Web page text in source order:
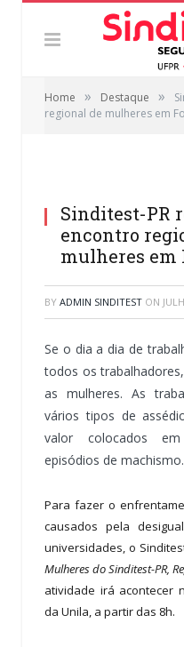
Home » Destaque »
regional de mulheres em
Sinditest-PR
encontro
mulheres em
BY ADMIN SINDITEST ON
Se o dia a dia de
todos os
as mulheres. As
vários tipos de
valor colocados
episódios de machismo.
Para fazer o
causados pela
universidades, o
Mulheres do Sinditest-PR,
atividade irá acontecer
da Unila, a partir das 8h.